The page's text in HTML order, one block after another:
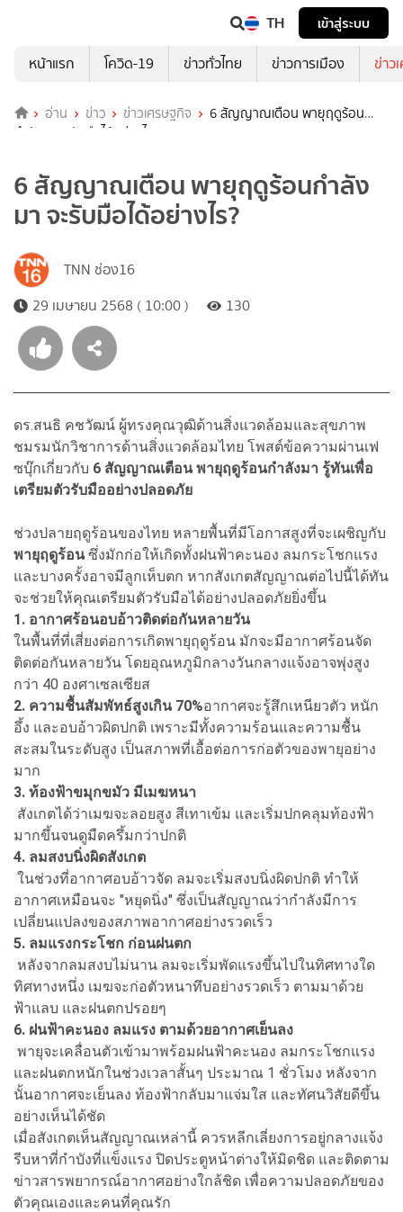
TH
เข้าสู่ระบบ
หน้าแรก
โควิด-19 ข่าวทั่วไทย ข่าวการเมือง ข่าว
อ่าน ข่าว ข่าวเศรษฐกิจ
6 สัญญาณเตือน พายุฤดูร้อน
กำลังมา จะรับมือได้อย่างไร?
6 สัญญาณเตือน พายุฤดูร้อนกำลัง
มา จะรับมือได้อย่างไร?
TNN ช่อง16
29 เมษายน 2568 ( 10:00 )
130
ดร.สนธิ คชวัฒน์ ผู้ทรงคุณวุฒิด้านสิ่งแวดล้อมและสุขภาพ
ชมรมนักวิชาการด้านสิ่งแวดล้อมไทย โพสต์ข้อความผ่านเฟ
ซบุ๊กเกี่ยวกับ 6 สัญญาณเตือน พายุฤดูร้อนกำลังมา รู้ทันเพื่อ
เตรียมตัวรับมืออย่างปลอดภัย
ช่วงปลายฤดูร้อนของไทย หลายพื้นที่มีโอกาสสูงที่จะเผชิญกับ
พายุฤดูร้อนซึ่งมักก่อให้เกิดทั้งฝนฟ้าคะนอง ลมกระโชกแรง
และบางครั้งอาจมีลูกเห็บตก หากสังเกตสัญญาณต่อไปนี้ได้ทัน
จะช่วยให้คุณเตรียมตัวรับมือได้อย่างปลอดภัยยิ่งขึ้น
1. อากาศร้อนอบอ้าวติดต่อกันหลายวัน
ในพื้นที่ที่เสี่ยงต่อการเกิดพายุฤดูร้อน มักจะมีอากาศร้อนจัด
ติดต่อกันหลายวัน โดยอุณหภูมิกลางวันกลางแจ้งอาจพุ่งสูง
กว่า 40 องศาเซลเซียส
2. ความชื้นสัมพัทธ์สูงเกิน 70%อากาศจะรู้สึกเหนียวตัว หนัก
อึ้ง และอบอ้าวผิดปกติ เพราะมีทั้งความร้อนและความชื้น
สะสมในระดับสูง เป็นสภาพที่เอื้อต่อการก่อตัวของพายุอย่าง
มาก
3. ท้องฟ้าขมุกขมัว มีเมฆหนา
สังเกตได้ว่าเมฆจะลอยสูง สีเทาเข้ม และเริ่มปกคลุมท้องฟ้า
มากขึ้นจนดูมืดครึ้มกว่าปกติ
4. ลมสงบนิ่งผิดสังเกต
ในช่วงที่อากาศอบอ้าวจัด ลมจะเริ่มสงบนิ่งผิดปกติ ทำให้
อากาศเหมือนจะ "หยุดนิ่ง" ซึ่งเป็นสัญญาณว่ากำลังมีการ
เปลี่ยนแปลงของสภาพอากาศอย่างรวดเร็ว
5. ลมแรงกระโชก ก่อนฝนตก
หลังจากลมสงบไม่นาน ลมจะเริ่มพัดแรงขึ้นไปในทิศทางใด
ทิศทางหนึ่ง เมฆจะก่อตัวหนาทึบอย่างรวดเร็ว ตามมาด้วย
ฟ้าแลบ และฝนตกปรอยๆ
6. ฝนฟ้าคะนอง ลมแรง ตามด้วยอากาศเย็นลง
พายุจะเคลื่อนตัวเข้ามาพร้อมฝนฟ้าคะนอง ลมกระโชกแรง
และฝนตกหนักในช่วงเวลาสั้นๆ ประมาณ 1 ชั่วโมง หลังจาก
นั้นอากาศจะเย็นลง ท้องฟ้ากลับมาแจ่มใส และทัศนวิสัยดีขึ้น
อย่างเห็นได้ชัด
เมื่อสังเกตเห็นสัญญาณเหล่านี้ ควรหลีกเลี่ยงการอยู่กลางแจ้ง
รีบหาที่กำบังที่แข็งแรง ปิดประตูหน้าต่างให้มิดชิด และติดตาม
ข่าวสารพยากรณ์อากาศอย่างใกล้ชิด เพื่อความปลอดภัยของ
ตัวคุณเองและคนที่คุณรัก